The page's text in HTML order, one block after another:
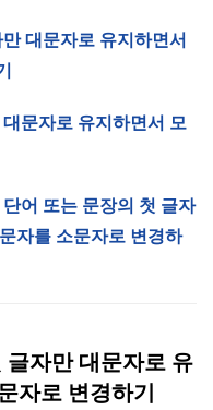
대문자로 유지하면서
문자로 유지하면서 모
어 또는 문장의 첫 글자
자를 소문자로 변경하
자만 대문자로 유
자로 변경하기